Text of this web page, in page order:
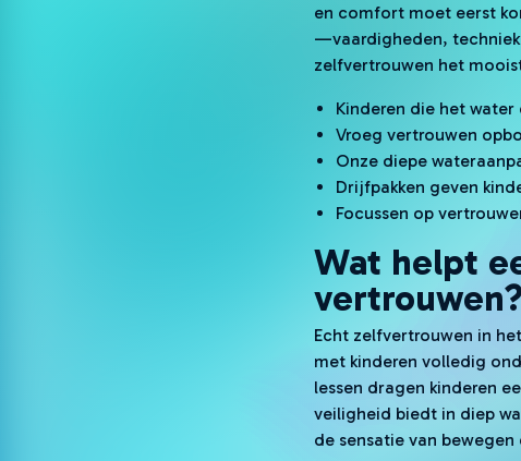
en comfort moet eerst
—vaardigheden,
zelfvertrouwen het
Kinderen die het
Vroeg vertrouwen
Onze diepe
Drijfpakken geven
Focussen op
Wat helpt
vertrouwen?
Echt zelfvertrouwen in
met kinderen volledig
lessen dragen kinderen
veiligheid biedt in diep
de sensatie van